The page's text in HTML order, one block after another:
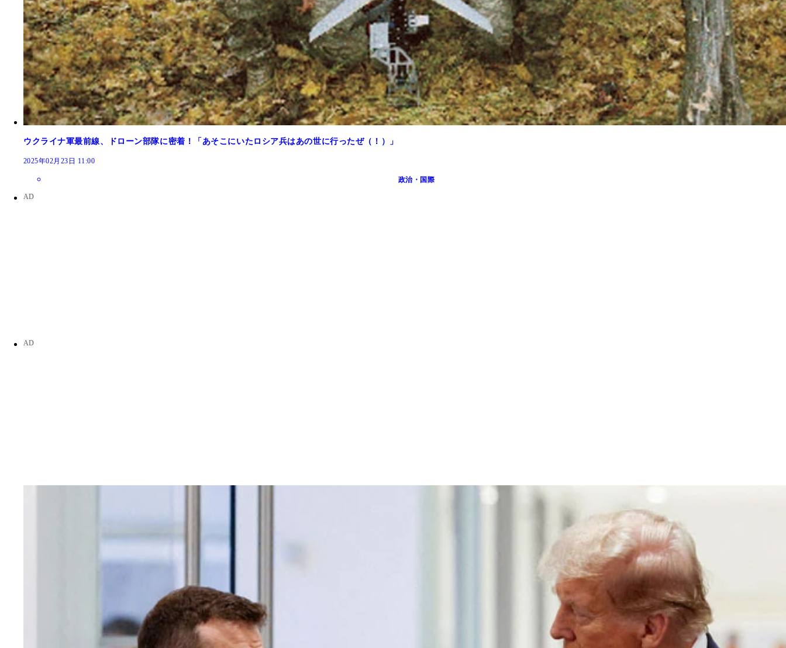
ウクライナ軍最前線、ドローン部隊に密着！「あそこにいたロシア兵はあの世に行ったぜ（！）」
2025年02月23日 11:00
政治・国際